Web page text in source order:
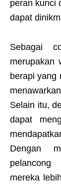
peran kunci
dapat
Sebagai
merupakan
berapi yang
Selain itu,
dapat
Dengan
mereka